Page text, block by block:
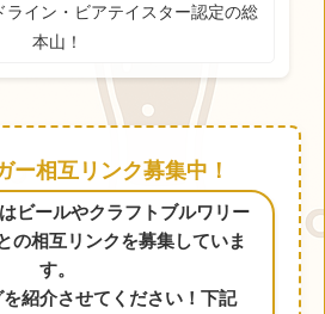
ライン・ビアテイスター認定の総
本山！
ー相互リンク募集中！
ビールやクラフトブルワリー
の相互リンクを募集していま
す。
紹介させてください！下記